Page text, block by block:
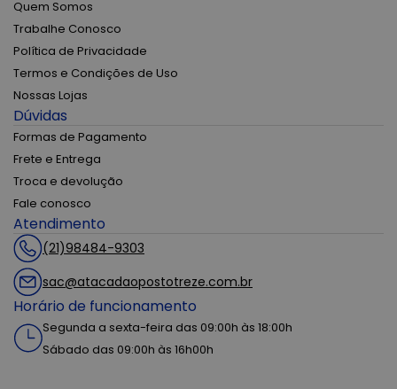
Quem Somos
Trabalhe Conosco
Política de Privacidade
Termos e Condições de Uso
Nossas Lojas
Dúvidas
Formas de Pagamento
Frete e Entrega
Troca e devolução
Fale conosco
Atendimento
(21)98484-9303
sac@atacadaopostotreze.com.br
Horário de funcionamento
Segunda a sexta-feira das 09:00h às 18:00h
Sábado das 09:00h às 16h00h